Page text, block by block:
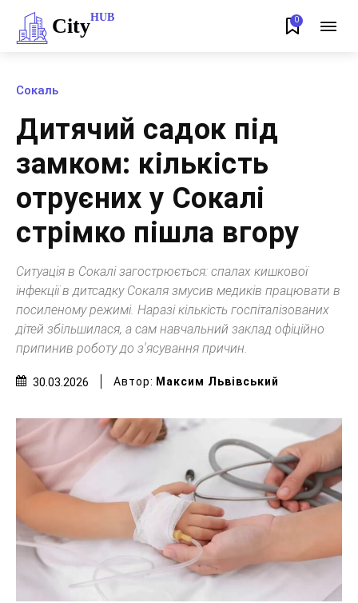
CityHUB 0
Сокаль
Дитячий садок під
замком: кількість
отруєних у Сокалі
стрімко пішла вгору
Ситуація в Сокалі загострюється: спалах кишкової
інфекції в дитсадку Сокаля змусив медиків працювати в
посиленому режимі. Наразі кількість госпіталізованих
дітей збільшилася, а сам навчальний заклад офіційно
припинив роботу до з'ясування причин.
30.03.2026 Автор: Максим Львівський